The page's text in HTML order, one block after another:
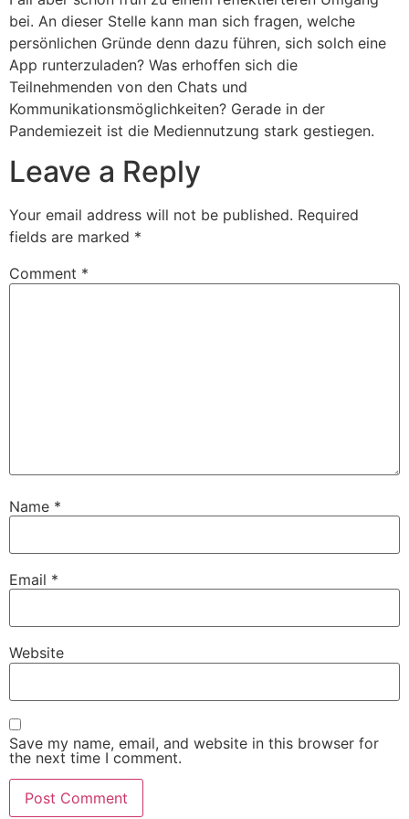
bei. An dieser Stelle kann man sich fragen, welche
persönlichen Gründe denn dazu führen, sich solch eine
App runterzuladen? Was erhoffen sich die
Teilnehmenden von den Chats und
Kommunikationsmöglichkeiten? Gerade in der
Pandemiezeit ist die Mediennutzung stark gestiegen.
Leave a Reply
Your email address will not be published. Required
fields are marked *
Comment *
Name *
Email *
Website
Save my name, email, and website in this browser for
the next time I comment.